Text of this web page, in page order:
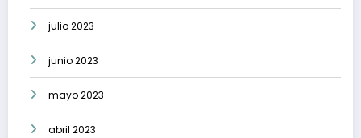
julio 2023
junio 2023
mayo 2023
abril 2023